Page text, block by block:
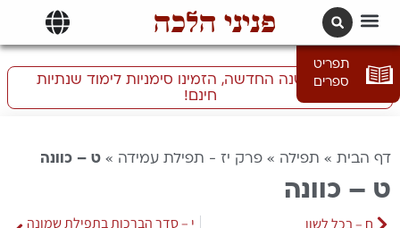
פניני הלכה
תפריט
ספרים
התכוננו לשנה החדשה, הזמינו סימניות לימוד שנתיות
חינם!
דף הבית » תפילה » פרק יז - תפילת עמידה » ט – כוונה
ט – כוונה
ח – בכל לשון
י – סדר הברכות בתפילת שמונה